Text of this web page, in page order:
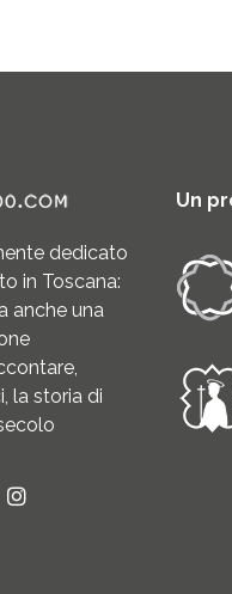
dedicato
in Toscana:
anche una
la storia di
Un